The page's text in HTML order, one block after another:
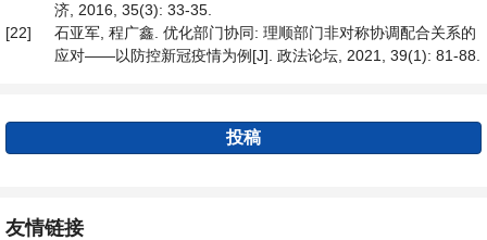
济, 2016, 35(3): 33-35.
[22]
石亚军, 程广鑫. 优化部门协同: 理顺部门非对称协调配合关系的
应对——以防控新冠疫情为例[J]. 政法论坛, 2021, 39(1): 81-88.
投稿
友情链接